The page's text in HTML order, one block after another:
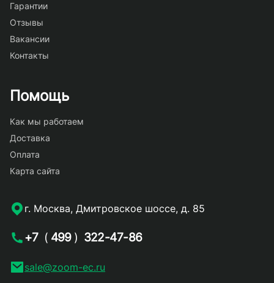
Гарантии
Отзывы
Вакансии
Контакты
Помощь
Как мы работаем
Доставка
Оплата
Карта сайта
г. Москва, Дмитровское шоссе, д. 85
+7 ( 499 ) 322-47-86
sale@zoom-ec.ru